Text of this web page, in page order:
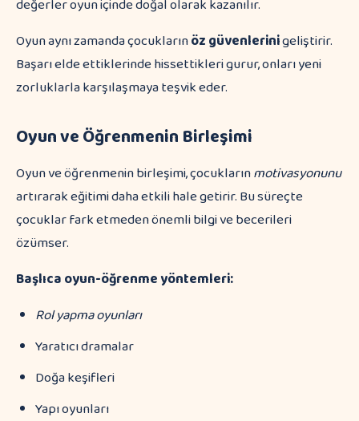
değerler oyun içinde doğal olarak kazanılır.
Oyun aynı zamanda çocuklarınöz güvenlerinigeliştirir.
Başarı elde ettiklerinde hissettikleri gurur, onları yeni
zorluklarla karşılaşmaya teşvik eder.
Oyun ve Öğrenmenin Birleşimi
Oyun ve öğrenmenin birleşimi, çocuklarınmotivasyonunu
artırarak eğitimi daha etkili hale getirir. Bu süreçte
çocuklar fark etmeden önemli bilgi ve becerileri
özümser.
Başlıca oyun-öğrenme yöntemleri:
Rol yapma oyunları
Yaratıcı dramalar
Doğa keşifleri
Yapı oyunları